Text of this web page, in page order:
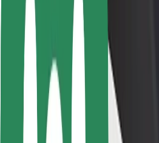
Seguridad para usuarios
Seguridad para conductores
Seguridad para patinetes
Safety Lab
Ciudades
Dónde estamos